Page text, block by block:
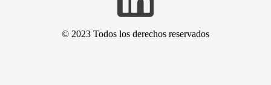
© 2023 Todos los derechos reservados